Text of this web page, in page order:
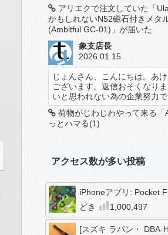
アリエクで注文していた「
かもしれないN52磁石付きメタ
(Ambitful GC-01)」が届いた
象支店長
2026.01.15
じょんさん、こんにちは。あ
ございます。返信おそくなり
いと思われない為の企業努力で
荷物がじわじわやって来る「
っとハマる(1)
アクセス数が多い投稿
iPhoneアプリ: Pocket
どき
1,000,497
[スズキ ラパン・ DBA-